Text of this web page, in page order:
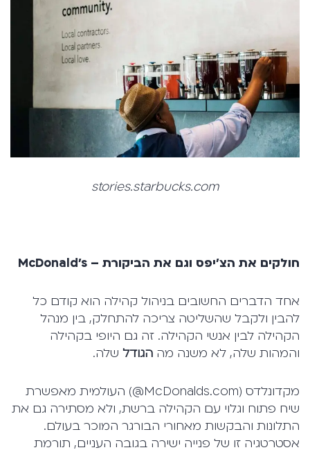
stories.starbucks.com
חולקים את הצ'יפס וגם את הביקורת – McDonald's
אחד הדברים החשובים בניהול קהילה הוא קודם כל
להבין ולקבל שהשליטה צריכה להתחלק, בין מנהל
הקהילה לבין אנשי הקהילה. זה גם היופי בקהילה
והמהות שלה, לא משנה מה הגודל שלה.
מקדונלדס (McDonalds.com@) העולמית מאפשרת
שיח פתוח וגלוי עם הקהילה ברשת, ולא מסתירה גם את
התלונות והבקשות מאחורי הבורגר המוכר בעולם.
אסטרטגיה זו של פנייה ישירה בגובה העניים, תורמת